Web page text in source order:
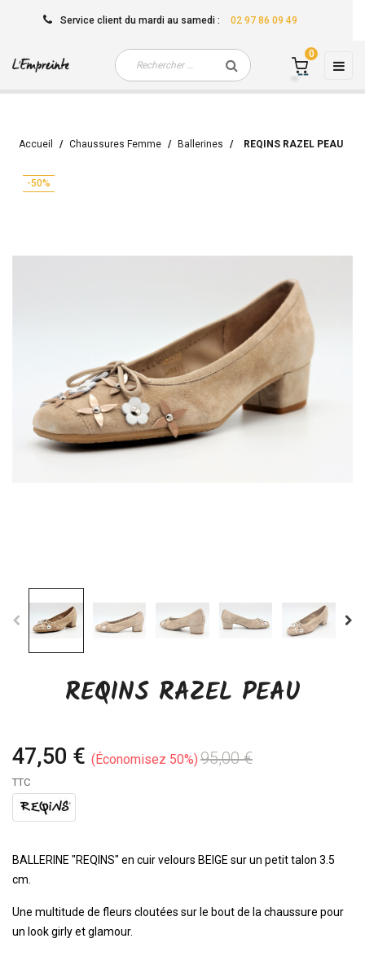
Service client du mardi au samedi : 02 97 86 09 49
☰
0
Accueil Chaussures Femme Ballerines REQINS RAZEL PEAU
-50%
REQINS RAZEL PEAU
47,50 € Économisez 50% 95,00 €
TTC
BALLERINE "REQINS" en cuir velours BEIGE sur un petit talon 3.5
cm.
Une multitude de fleurs cloutées sur le bout de la chaussure pour
un look girly et glamour.